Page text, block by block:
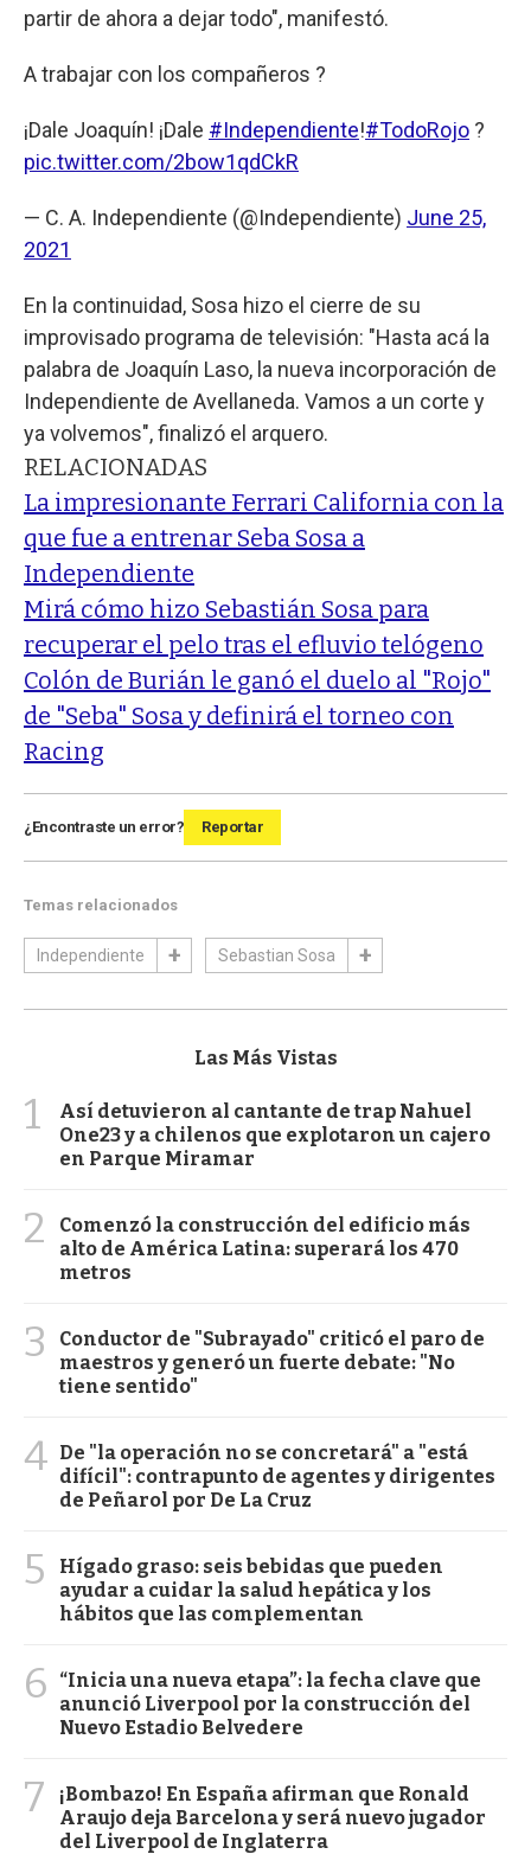
partir de ahora a dejar todo", manifestó.
A trabajar con los compañeros ?
¡Dale Joaquín! ¡Dale #Independiente!#TodoRojo ?
pic.twitter.com/2bow1qdCkR
— C. A. Independiente (@Independiente) June 25,
2021
En la continuidad, Sosa hizo el cierre de su
improvisado programa de televisión: "Hasta acá la
palabra de Joaquín Laso, la nueva incorporación de
Independiente de Avellaneda. Vamos a un corte y
ya volvemos", finalizó el arquero.
RELACIONADAS
La impresionante Ferrari California con la
que fue a entrenar Seba Sosa a
Independiente
Mirá cómo hizo Sebastián Sosa para
recuperar el pelo tras el efluvio telógeno
Colón de Burián le ganó el duelo al "Rojo"
de "Seba" Sosa y definirá el torneo con
Racing
¿Encontraste un error? Reportar
Temas relacionados
Independiente Sebastian Sosa
Las Más Vistas
1
Así detuvieron al cantante de trap Nahuel
One23 y a chilenos que explotaron un cajero
en Parque Miramar
2
Comenzó la construcción del edificio más
alto de América Latina: superará los 470
metros
3
Conductor de "Subrayado" criticó el paro de
maestros y generó un fuerte debate: "No
tiene sentido"
4 De "la operación no se concretará" a "está
difícil": contrapunto de agentes y dirigentes
de Peñarol por De La Cruz
5
Hígado graso: seis bebidas que pueden
ayudar a cuidar la salud hepática y los
hábitos que las complementan
6
“Inicia una nueva etapa”: la fecha clave que
anunció Liverpool por la construcción del
Nuevo Estadio Belvedere
7
¡Bombazo! En España afirman que Ronald
Araujo deja Barcelona y será nuevo jugador
del Liverpool de Inglaterra